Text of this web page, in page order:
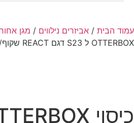
עמוד הבית / אביזרים נילווים / מגן
OTTERBOX ל S23 דגם REACT שקוף/שחור